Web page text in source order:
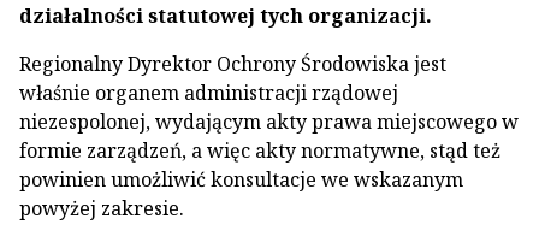
działalności statutowej tych organizacji.
Regionalny Dyrektor Ochrony Środowiska jest
właśnie organem administracji rządowej
niezespolonej, wydającym akty prawa miejscowego w
formie zarządzeń, a więc akty normatywne, stąd też
powinien umożliwić konsultacje we wskazanym
powyżej zakresie.